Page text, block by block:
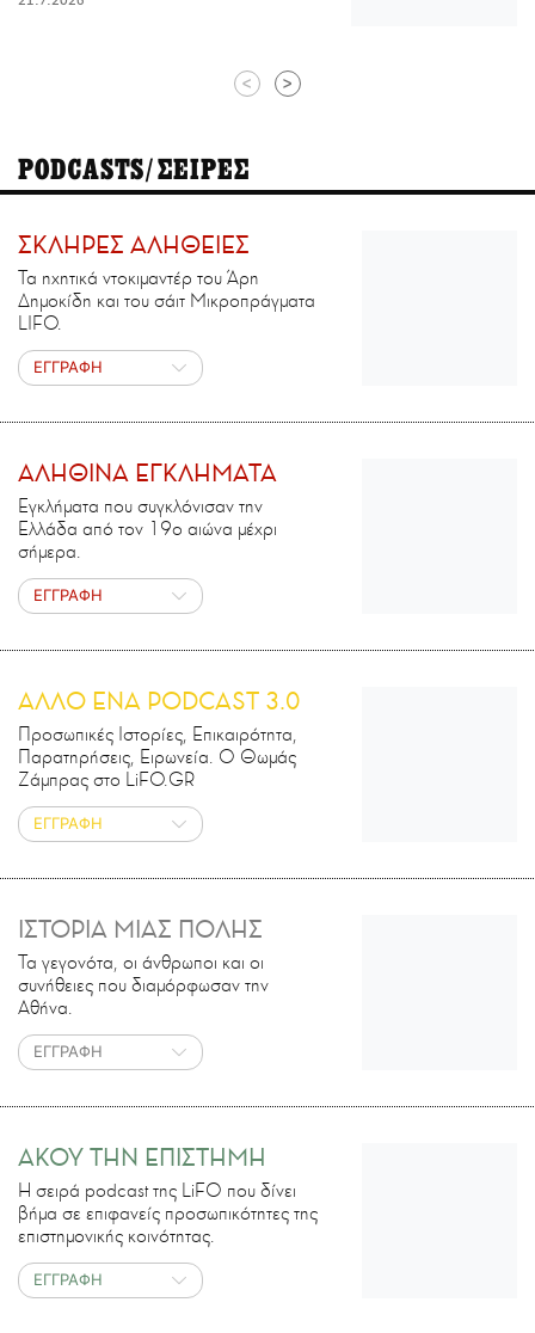
< >
PODCASTS/ΣΕΙΡΕΣ
ΣΚΛΗΡΕΣ ΑΛΗΘΕΙΕΣ
Τα ηχητικά ντοκιμαντέρ του Άρη
Δημοκίδη και του σάιτ Μικροπράγματα
LIFO.
ΕΓΓΡΑΦΗ
ΑΛΗΘΙΝΑ ΕΓΚΛΗΜΑΤΑ
Εγκλήματα που συγκλόνισαν την
Ελλάδα από τον 19ο αιώνα μέχρι
σήμερα.
ΕΓΓΡΑΦΗ
ΑΛΛΟ ΕΝΑ PODCAST 3.0
Προσωπικές Ιστορίες, Επικαιρότητα,
Παρατηρήσεις, Ειρωνεία. Ο Θωμάς
Ζάμπρας στο LiFO.GR
ΕΓΓΡΑΦΗ
ΙΣΤΟΡΙΑ ΜΙΑΣ ΠΟΛΗΣ
Τα γεγονότα, οι άνθρωποι και οι
συνήθειες που διαμόρφωσαν την
Αθήνα.
ΕΓΓΡΑΦΗ
ΑΚΟΥ ΤΗΝ ΕΠΙΣΤΗΜΗ
H σειρά podcast της LiFO που δίνει
βήμα σε επιφανείς προσωπικότητες της
επιστημονικής κοινότητας.
ΕΓΓΡΑΦΗ